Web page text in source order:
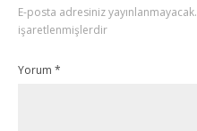
E-posta adresiniz yayınlanmayacak.
işaretlenmişlerdir
Yorum *